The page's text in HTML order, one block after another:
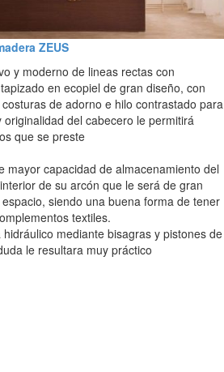
ZEUS
y moderno de lineas rectas con
en ecopiel de gran diseño, con
de adorno e hilo contrastado para
del cabecero le permitirá
que se preste
mayor capacidad de almacenamiento del
de su arcón que le será de gran
siendo una buena forma de tener
textiles.
mediante bisagras y pistones de
le resultara muy práctico